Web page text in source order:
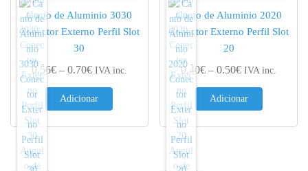
Canto de Aluminio 3030
Conector Externo Perfil Slot
30
0.56€ – 0.70€Price range: 0.56€ through 0.70€
IVA inc.
Adicionar
Canto de Aluminio 2020
Conector Externo Perfil Slot
20
0.40€ – 0.50€Price range:
IVA inc.
Adicionar